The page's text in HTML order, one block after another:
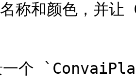
称和颜色，并
一个